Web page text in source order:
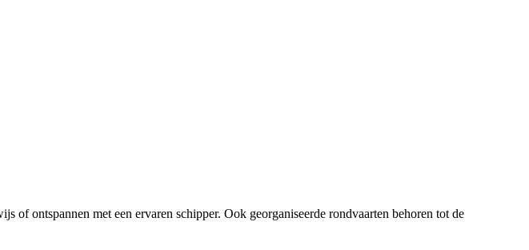
of ontspannen met een ervaren schipper. Ook georganiseerde rondvaarten behoren tot de